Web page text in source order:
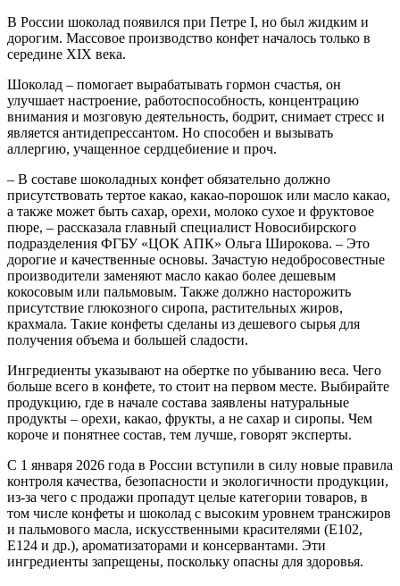
В России шоколад появился при Петре I, но был жидким и
дорогим. Массовое производство конфет началось только в
середине XIX века.
Шоколад – помогает вырабатывать гормон счастья, он
улучшает настроение, работоспособность, концентрацию
внимания и мозговую деятельность, бодрит, снимает стресс и
является антидепрессантом. Но способен и вызывать
аллергию, учащенное сердцебиение и проч.
– В составе шоколадных конфет обязательно должно
присутствовать тертое какао, какао-порошок или масло какао,
а также может быть сахар, орехи, молоко сухое и фруктовое
пюре, – рассказала главный специалист Новосибирского
подразделения ФГБУ «ЦОК АПК» Ольга Широкова. – Это
дорогие и качественные основы. Зачастую недобросовестные
производители заменяют масло какао более дешевым
кокосовым или пальмовым. Также должно насторожить
присутствие глюкозного сиропа, растительных жиров,
крахмала. Такие конфеты сделаны из дешевого сырья для
получения объема и большей сладости.
Ингредиенты указывают на обертке по убыванию веса. Чего
больше всего в конфете, то стоит на первом месте. Выбирайте
продукцию, где в начале состава заявлены натуральные
продукты – орехи, какао, фрукты, а не сахар и сиропы. Чем
короче и понятнее состав, тем лучше, говорят эксперты.
С 1 января 2026 года в России вступили в силу новые правила
контроля качества, безопасности и экологичности продукции,
из-за чего с продажи пропадут целые категории товаров, в
том числе конфеты и шоколад с высоким уровнем трансжиров
и пальмового масла, искусственными красителями (E102,
E124 и др.), ароматизаторами и консервантами. Эти
ингредиенты запрещены, поскольку опасны для здоровья.